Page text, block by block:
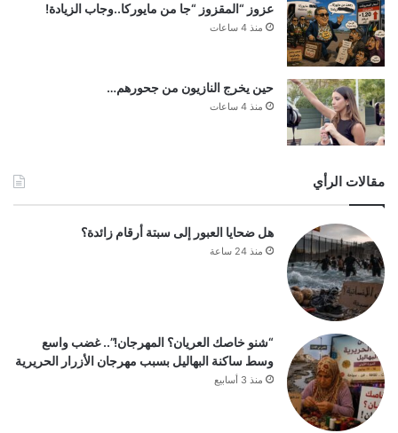
عزوز “المقزوز “جا من مايوركا..وجاب الزيادة!
منذ 4 ساعات
حين يخرج النازيون من جحورهم…
منذ 4 ساعات
مقالات الرأي
هل ضحايا العبور إلى سبتة أرقام زائدة؟
منذ 24 ساعة
“شنو خاصك العريان؟ المهرجان!”.. غضب واسع
وسط ساكنة البهاليل بسبب مهرجان الأزرار الحريرية
منذ 3 أسابيع